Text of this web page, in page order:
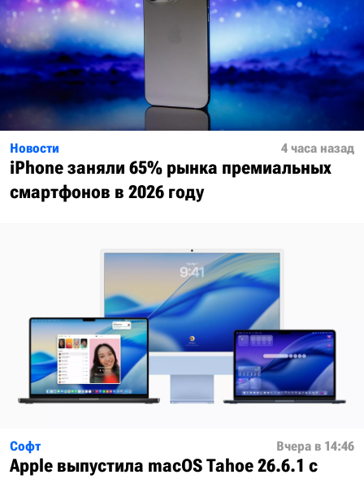
Новости 4 часа назад
iPhone заняли 65% рынка премиальных
смартфонов в 2026 году
Софт Вчера в 14:46
Apple выпустила macOS Tahoe 26.6.1 с